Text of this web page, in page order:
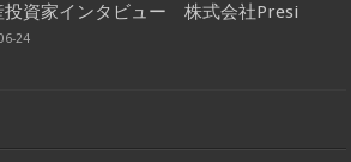
投資家インタビュー 株式会社Presi
24